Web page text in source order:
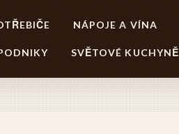
NÁPOJE A VÍNA
SVĚTOVÉ KUCHYNĚ